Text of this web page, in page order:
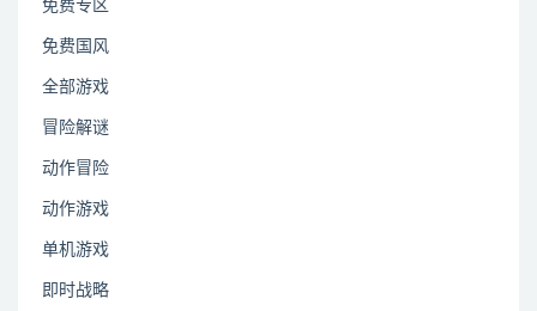
免费专区
免费国风
全部游戏
冒险解谜
动作冒险
动作游戏
单机游戏
即时战略